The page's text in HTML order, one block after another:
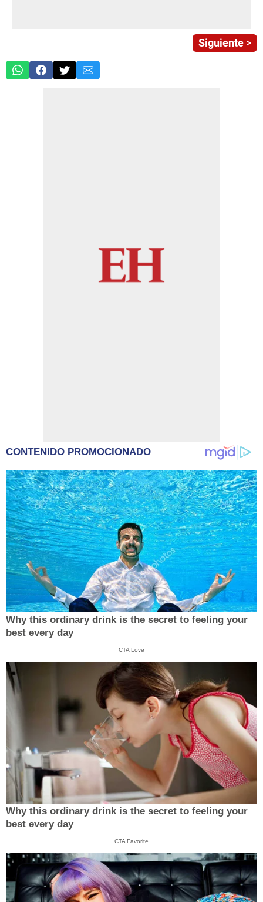
Siguiente >
CONTENIDO PROMOCIONADO
Why this ordinary drink is the secret to feeling your
best every day
CTA Love
Why this ordinary drink is the secret to feeling your
best every day
CTA Favorite